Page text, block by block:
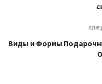
Виды и Формы